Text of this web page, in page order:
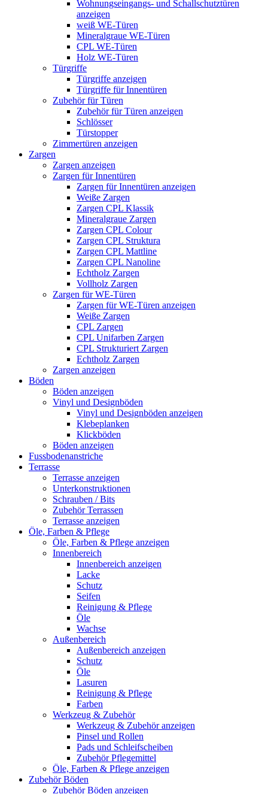
Wohnungseingangs- und Schallschutztüren
anzeigen
weiß WE-Türen
Mineralgraue WE-Türen
CPL WE-Türen
Holz WE-Türen
Türgriffe
Türgriffe anzeigen
Türgriffe für Innentüren
Zubehör für Türen
Zubehör für Türen anzeigen
Schlösser
Türstopper
Zimmertüren anzeigen
Zargen
Zargen anzeigen
Zargen für Innentüren
Zargen für Innentüren anzeigen
Weiße Zargen
Zargen CPL Klassik
Mineralgraue Zargen
Zargen CPL Colour
Zargen CPL Struktura
Zargen CPL Mattline
Zargen CPL Nanoline
Echtholz Zargen
Vollholz Zargen
Zargen für WE-Türen
Zargen für WE-Türen anzeigen
Weiße Zargen
CPL Zargen
CPL Unifarben Zargen
CPL Strukturiert Zargen
Echtholz Zargen
Zargen anzeigen
Böden
Böden anzeigen
Vinyl und Designböden
Vinyl und Designböden anzeigen
Klebeplanken
Klickböden
Böden anzeigen
Fussbodenanstriche
Terrasse
Terrasse anzeigen
Unterkonstruktionen
Schrauben / Bits
Zubehör Terrassen
Terrasse anzeigen
Öle, Farben & Pflege
Öle, Farben & Pflege anzeigen
Innenbereich
Innenbereich anzeigen
Lacke
Schutz
Seifen
Reinigung & Pflege
Öle
Wachse
Außenbereich
Außenbereich anzeigen
Schutz
Öle
Lasuren
Reinigung & Pflege
Farben
Werkzeug & Zubehör
Werkzeug & Zubehör anzeigen
Pinsel und Rollen
Pads und Schleifscheiben
Zubehör Pflegemittel
Öle, Farben & Pflege anzeigen
Zubehör Böden
Zubehör Böden anzeigen